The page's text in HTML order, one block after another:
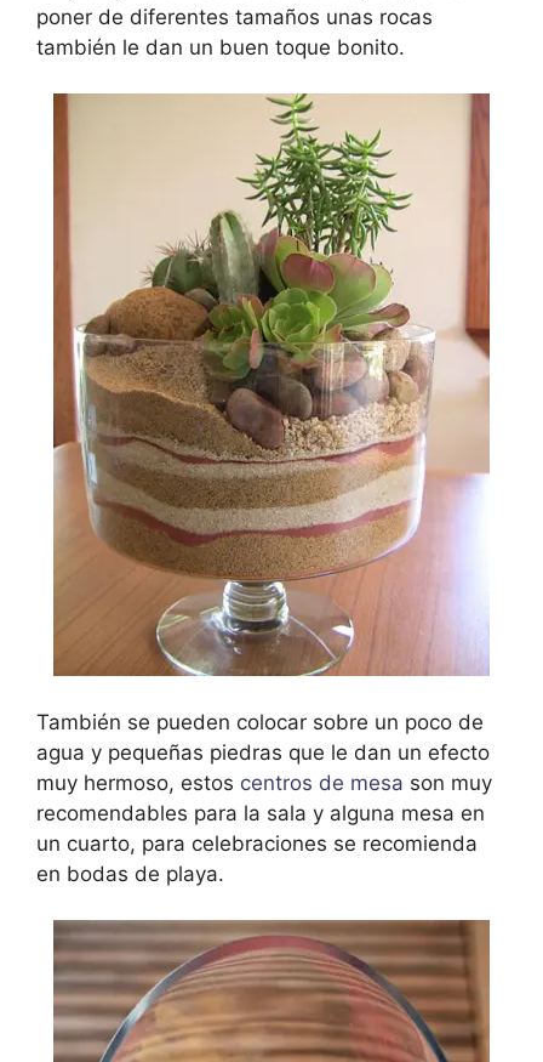
poner de diferentes tamaños unas rocas
también le dan un buen toque bonito.
También se pueden colocar sobre un poco de
agua y pequeñas piedras que le dan un efecto
muy hermoso, estos centros de mesa son muy
recomendables para la sala y alguna mesa en
un cuarto, para celebraciones se recomienda
en bodas de playa.